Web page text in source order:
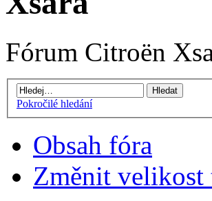
Fórum Citroën
Pokročilé hledání
Obsah fóra
Změnit velikost